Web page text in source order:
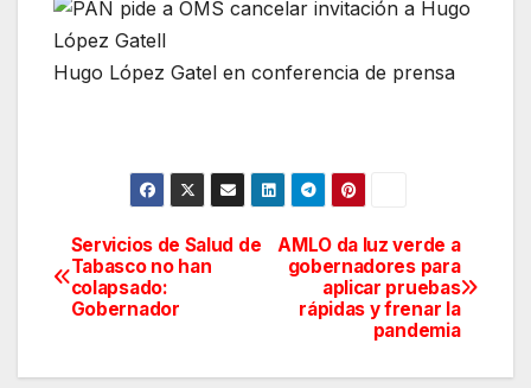
Hugo López Gatel en conferencia de prensa
Navegación
de
AMLO da luz verde a
gobernadores para
aplicar pruebas
rápidas y frenar la
pandemia
Servicios de Salud de
Tabasco no han
colapsado:
Gobernador